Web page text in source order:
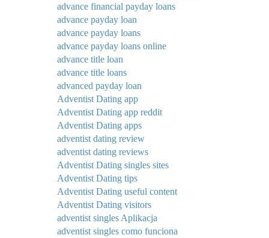
advance financial payday loans
advance payday loan
advance payday loans
advance payday loans online
advance title loan
advance title loans
advanced payday loan
Adventist Dating app
Adventist Dating app reddit
Adventist Dating apps
adventist dating review
adventist dating reviews
Adventist Dating singles sites
Adventist Dating tips
Adventist Dating useful content
Adventist Dating visitors
adventist singles Aplikacja
adventist singles como funciona